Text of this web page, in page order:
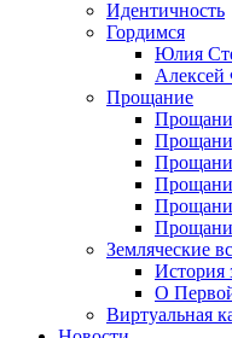
Идентичность
Гордимся
Юлия
Алексей
Прощание
Земляческие
История
О
Виртуальная